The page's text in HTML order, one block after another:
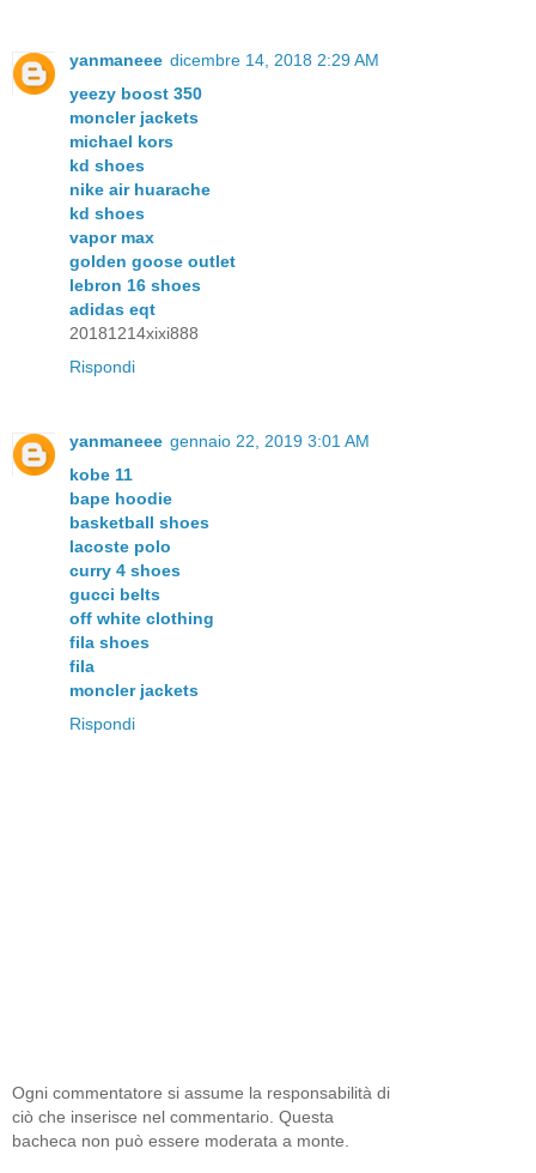
yanmaneee dicembre 14, 2018 2:29 AM
yeezy boost 350
moncler jackets
michael kors
kd shoes
nike air huarache
kd shoes
vapor max
golden goose outlet
lebron 16 shoes
adidas eqt
20181214xixi888
Rispondi
yanmaneee gennaio 22, 2019 3:01 AM
kobe 11
bape hoodie
basketball shoes
lacoste polo
curry 4 shoes
gucci belts
off white clothing
fila shoes
fila
moncler jackets
Rispondi
Ogni commentatore si assume la responsabilità di
ciò che inserisce nel commentario. Questa
bacheca non può essere moderata a monte.